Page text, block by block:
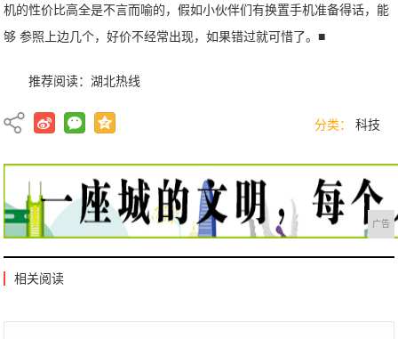
机的性价比高全是不言而喻的，假如小伙伴们有换置手机准备得话，能
够 参照上边几个，好价不经常出现，如果错过就可惜了。■
推荐阅读：湖北热线
分类： 科技
广告
相关阅读